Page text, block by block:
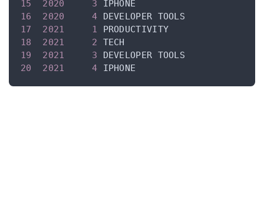
15
2020 3
16
2020 4
17
2021 1
18
2021 2
19
2021 3
20
2021 4